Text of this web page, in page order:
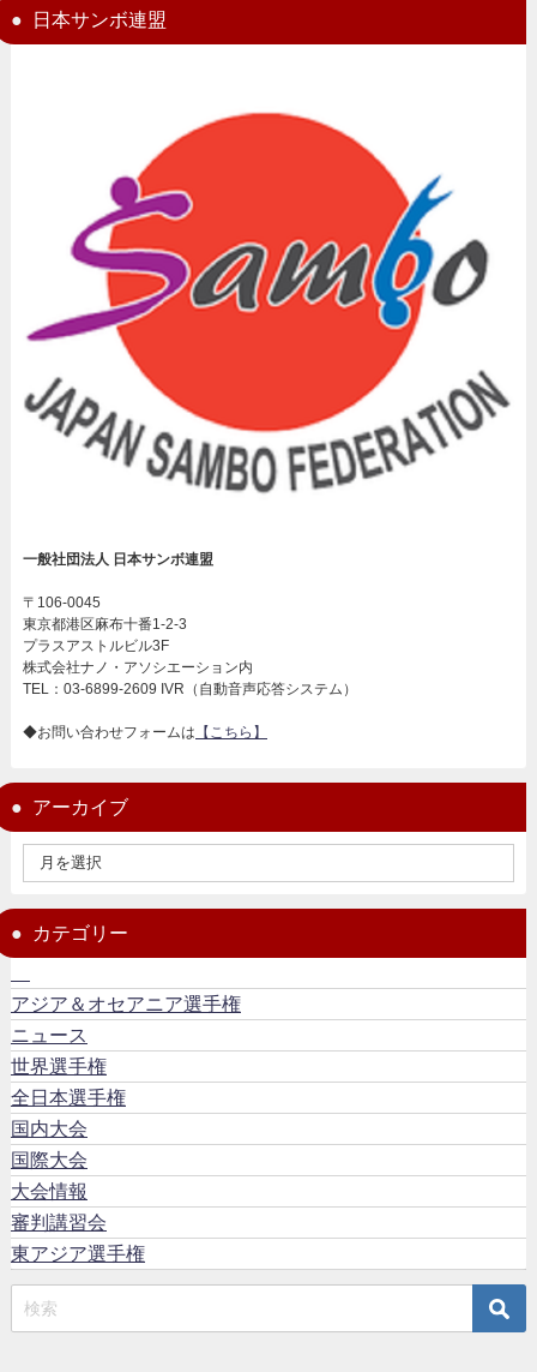
日本サンボ連盟
一般社団法人 日本サンボ連盟
〒106-0045
東京都港区麻布十番1-2-3
プラスアストルビル3F
株式会社ナノ・アソシエーション内
TEL：03-6899-2609 IVR（自動音声応答システム）
◆お問い合わせフォームは 【こちら】
アーカイブ
カテゴリー
アジア＆オセアニア選手権
ニュース
世界選手権
全日本選手権
国内大会
国際大会
大会情報
審判講習会
東アジア選手権